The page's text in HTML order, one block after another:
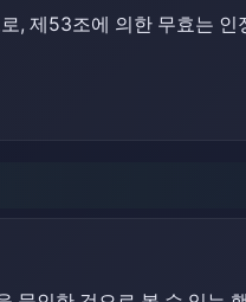
, 제53조에 의한 무효는 인